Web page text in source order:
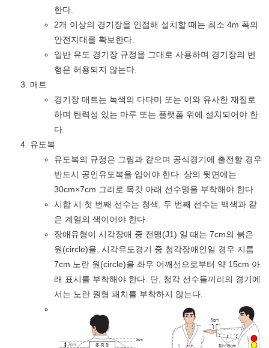
한다.
2개 이상의 경기장을 인접해 설치할 때는 최소 4m 폭의
안전지대를 확보한다.
일반 유도 경기장 규정을 그대로 사용하며 경기장의 변
형은 허용되지 않는다.
매트
경기장 매트는 녹색의 다다미 또는 이와 유사한 재질로
하며 탄력성 있는 마루 또는 플랫폼 위에 설치되어야 한
다.
유도복
유도복의 규정은 그림과 같으며 공식경기에 출전할 경우
반드시 공인유도복을 입어야 한다. 상의 뒷면에는
30cm×7cm 그리로 목깃 아래 선수명을 부착해야 한다.
시합 시 첫 번째 선수는 청색, 두 번째 선수는 백색과 같
은 계열의 색이어야 한다.
장애유형이 시각장애 중 전맹(J1) 일 때는 7cm의 붉은
원(circle)을, 시각유도경기 중 청각장애인일 경우 지름
7cm 노란 원(circle)을 좌우 어깨선으로부터 약 15cm 아
래 표시를 부착해야 한다. 단, 청각 선수들끼리의 경기에
서는 노란 원형 패치를 부착하지 않는다.